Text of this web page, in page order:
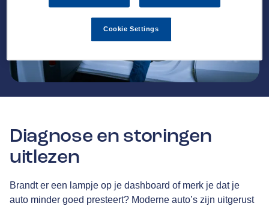
Diagnose en storingen
uitlezen
Brandt er een lampje op je dashboard of merk je dat je
auto minder goed presteert? Moderne auto’s zijn uitgerust
Cookie Settings